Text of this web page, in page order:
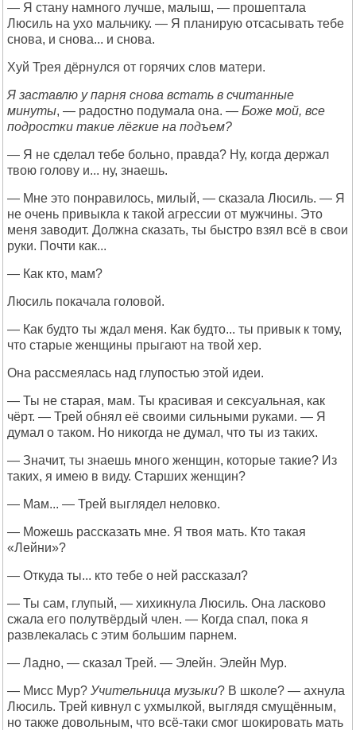
— Я стану намного лучше, малыш, — прошептала
Люсиль на ухо мальчику. — Я планирую отсасывать тебе
снова, и снова... и снова.
Хуй Трея дёрнулся от горячих слов матери.
Я заставлю у парня снова встать в считанные
минуты, — радостно подумала она. — Боже мой, все
подростки такие лёгкие на подъем?
— Я не сделал тебе больно, правда? Ну, когда держал
твою голову и... ну, знаешь.
— Мне это понравилось, милый, — сказала Люсиль. — Я
не очень привыкла к такой агрессии от мужчины. Это
меня заводит. Должна сказать, ты быстро взял всё в свои
руки. Почти как...
— Как кто, мам?
Люсиль покачала головой.
— Как будто ты ждал меня. Как будто... ты привык к тому,
что старые женщины прыгают на твой хер.
Она рассмеялась над глупостью этой идеи.
— Ты не старая, мам. Ты красивая и сексуальная, как
чёрт. — Трей обнял её своими сильными руками. — Я
думал о таком. Но никогда не думал, что ты из таких.
— Значит, ты знаешь много женщин, которые такие? Из
таких, я имею в виду. Старших женщин?
— Мам... — Трей выглядел неловко.
— Можешь рассказать мне. Я твоя мать. Кто такая
«Лейни»?
— Откуда ты... кто тебе о ней рассказал?
— Ты сам, глупый, — хихикнула Люсиль. Она ласково
сжала его полутвёрдый член. — Когда спал, пока я
развлекалась с этим большим парнем.
— Ладно, — сказал Трей. — Элейн. Элейн Мур.
— Мисс Мур? Учительница музыки? В школе? — ахнула
Люсиль. Трей кивнул с ухмылкой, выглядя смущённым,
но также довольным, что всё-таки смог шокировать мать